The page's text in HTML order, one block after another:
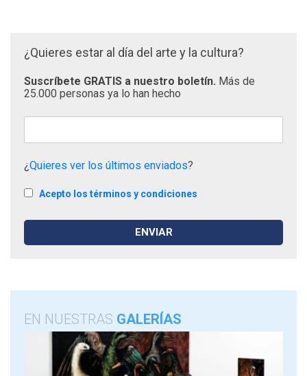
¿Quieres estar al día del arte y la cultura?
Suscríbete GRATIS a nuestro boletín. Más de
25.000 personas ya lo han hecho
¿Quieres ver los últimos enviados?
Acepto los términos y condiciones
EN NUESTRAS GALERÍAS